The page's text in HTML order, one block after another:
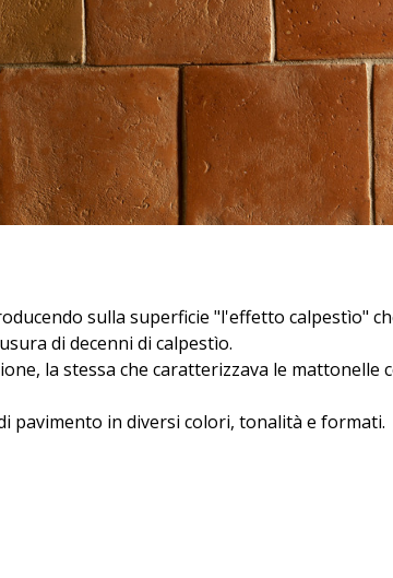
sulla superficie "l'effetto calpestìo"
di decenni di calpestìo.
la stessa che caratterizzava le mattonelle
pavimento in diversi colori, tonalità e formati.